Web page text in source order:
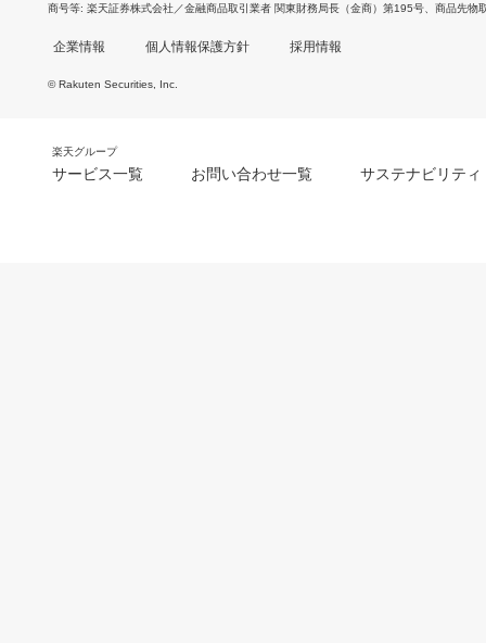
商号等 楽天証券株式会社／金融商品取引業者 関東財務局長（金商）第195号、商品先物
企業情報 個人情報保護方針 採用情報
© Rakuten Securities, Inc.
楽天グループ
サービス一覧 お問い合わせ一覧 サステナビリティ